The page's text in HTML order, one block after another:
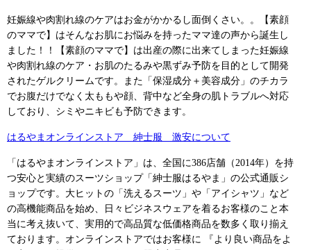
妊娠線や肉割れ線のケアはお金がかかるし面倒くさい。。【素顔
のママで】はそんなお肌にお悩みを持ったママ達の声から誕生し
ました！！【素顔のママで】は出産の際に出来てしまった妊娠線
や肉割れ線のケア・お肌のたるみや黒ずみ予防を目的として開発
されたゲルクリームです。また「保湿成分＋美容成分」のチカラ
でお腹だけでなく太ももや顔、背中など全身の肌トラブルへ対応
しており、シミやニキビも予防できます。
はるやまオンラインストア 紳士服 激安について
「はるやまオンラインストア」は、全国に386店舗（2014年）を持
つ安心と実績のスーツショップ「紳士服はるやま」の公式通販シ
ョップです。大ヒットの「洗えるスーツ」や「アイシャツ」など
の高機能商品を始め、日々ビジネスウェアを着るお客様のこと本
当に考え抜いて、実用的で高品質な低価格商品を数多く取り揃え
ております。オンラインストアではお客様に 『より良い商品をよ